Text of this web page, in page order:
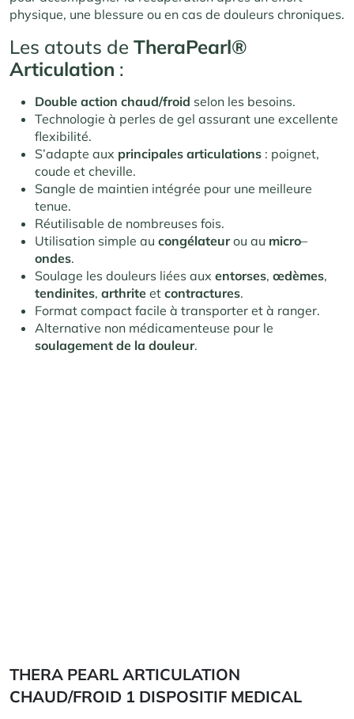
physique, une blessure ou en cas de douleurs chroniques.
Les atouts de TheraPearl®
Articulation :
Double action chaud/froid selon les besoins.
Technologie à perles de gel assurant une excellente
flexibilité.
S’adapte aux principales articulations : poignet,
coude et cheville.
Sangle de maintien intégrée pour une meilleure
tenue.
Réutilisable de nombreuses fois.
Utilisation simple au congélateurou au micro–
ondes.
Soulage les douleurs liées aux entorses, œdèmes,
tendinites, arthrite et contractures.
Format compact facile à transporter et à ranger.
Alternative non médicamenteuse pour le
soulagement de la douleur.
THERA PEARL ARTICULATION
CHAUD/FROID 1 DISPOSITIF MEDICAL